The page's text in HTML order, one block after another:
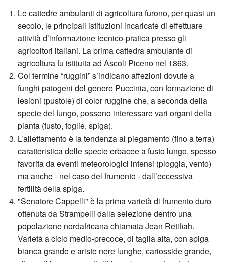
Le cattedre ambulanti di agricoltura furono, per quasi un
secolo, le principali istituzioni incaricate di effettuare
attività d’informazione tecnico-pratica presso gli
agricoltori italiani. La prima cattedra ambulante di
agricoltura fu istituita ad Ascoli Piceno nel 1863.
Col termine “ruggini” s’indicano affezioni dovute a
funghi patogeni del genere Puccinia, con formazione di
lesioni (pustole) di color ruggine che, a seconda della
specie del fungo, possono interessare vari organi della
pianta (fusto, foglie, spiga).
L’allettamentoè la tendenza al piegamento (fino a terra)
caratteristica delle specie erbacee a fusto lungo, spesso
favorita da eventi meteorologici intensi (pioggia, vento)
ma anche - nel caso del frumento - dall’eccessiva
fertilità della spiga.
"Senatore Cappelli" è la prima varietà di frumento duro
ottenuta da Strampelli dalla selezione dentro una
popolazione nordafricana chiamata Jean Retifiah.
Varietà a ciclo medio-precoce, di taglia alta, con spiga
bianca grande e ariste nere lunghe, cariosside grande,